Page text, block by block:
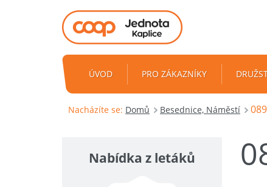
ÚVOD PRO ZÁKAZNÍKY
Nacházíte se: Domů Besednice, Náměstí
Nabídka z letáků